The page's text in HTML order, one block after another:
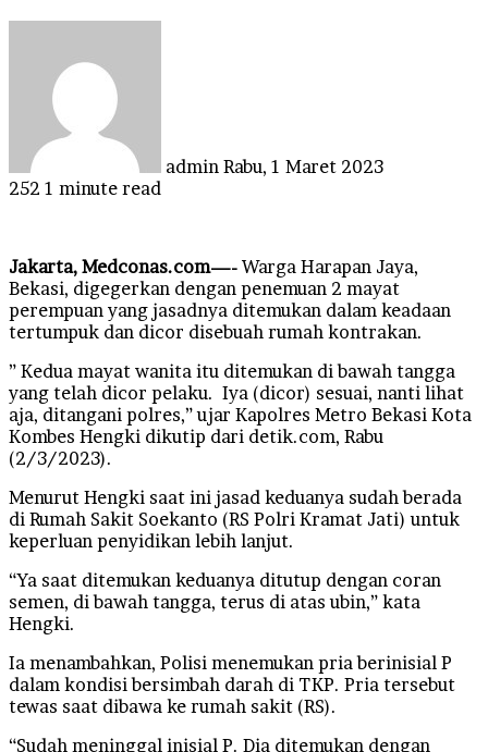
admin Rabu, 1 Maret 2023
252 1 minute read
Jakarta, Medconas.com—- Warga Harapan Jaya,
Bekasi, digegerkan dengan penemuan 2 mayat
perempuan yang jasadnya ditemukan dalam keadaan
tertumpuk dan dicor disebuah rumah kontrakan.
” Kedua mayat wanita itu ditemukan di bawah tangga
yang telah dicor pelaku. Iya (dicor) sesuai, nanti lihat
aja, ditangani polres,” ujar Kapolres Metro Bekasi Kota
Kombes Hengki dikutip dari detik.com, Rabu
(2/3/2023).
Menurut Hengki saat ini jasad keduanya sudah berada
di Rumah Sakit Soekanto (RS Polri Kramat Jati) untuk
keperluan penyidikan lebih lanjut.
“Ya saat ditemukan keduanya ditutup dengan coran
semen, di bawah tangga, terus di atas ubin,” kata
Hengki.
Ia menambahkan, Polisi menemukan pria berinisial P
dalam kondisi bersimbah darah di TKP. Pria tersebut
tewas saat dibawa ke rumah sakit (RS).
“Sudah meninggal inisial P. Dia ditemukan dengan